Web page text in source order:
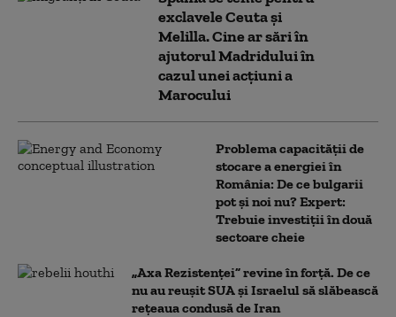
exclavele Ceuta și
Melilla. Cine ar sări în
ajutorul Madridului în
cazul unei acțiuni a
Marocului
Problema capacității de
stocare a energiei în
România: De ce bulgarii
pot și noi nu? Expert:
Trebuie investiții în două
sectoare cheie
„Axa Rezistenței” revine în forță. De ce
nu au reușit SUA și Israelul să slăbească
rețeaua condusă de Iran